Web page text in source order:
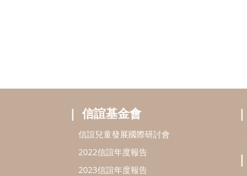
信誼基金會
信誼兒童發展國際研討會
2022信誼年度報告
2023信誼年度報告